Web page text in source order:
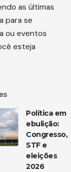
as últimas
para se
ou eventos
esteja
Política em
ebulição:
Congresso,
STF e
eleições
2026